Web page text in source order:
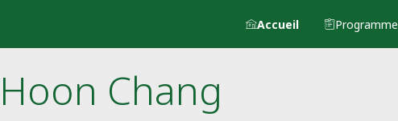
Accueil Programme
Hoon Chang